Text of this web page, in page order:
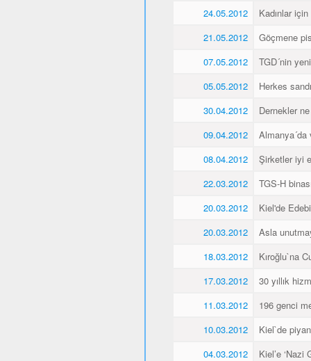
24.05.2012
Kadınlar
21.05.2012
Göçmene
07.05.2012
TGD´nin
05.05.2012
Herkes
30.04.2012
Dernekler
09.04.2012
Almanya´da
08.04.2012
Şirketler iyi
22.03.2012
TGS-H
20.03.2012
Kiel'de
20.03.2012
Asla
18.03.2012
Kıroğlu`na
17.03.2012
30 yıllık
11.03.2012
196 genci
10.03.2012
Kiel`de
04.03.2012
Kiel’e ‘Nazi